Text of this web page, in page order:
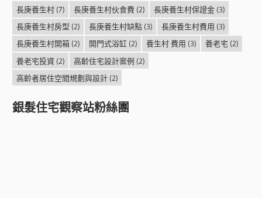
長庚養生村(7) 長庚養生村伙食費 (2) 長庚養生村保證金(3)
長庚養生村房型 (2) 長庚養生村缺點(3) 長庚養生村費用 (3)
長庚養生村開箱(2) 開門式浴缸(2) 養生村 費用 (3) 養老宅 (2)
養老宅投資(2) 高齡住宅設計案例 (2)
高齡者居住空間規劃與設計(2)
銀髮住宅觀察站粉絲團